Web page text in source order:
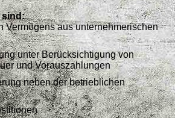
sind:
Vermögens aus unternehmerischen
unter Berücksichtigung von
und Vorauszahlungen
neben der betrieblichen